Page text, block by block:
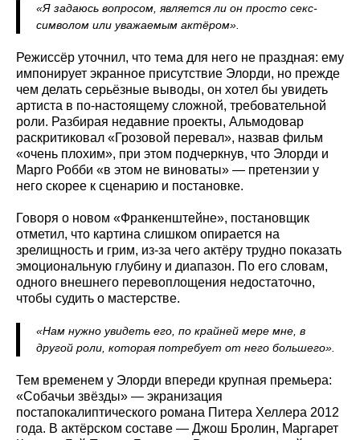
«Я задаюсь вопросом, является ли он просто секс-
символом или уважаемым актёром».
Режиссёр уточнил, что тема для него не праздная: ему
импонирует экранное присутствие Элорди, но прежде
чем делать серьёзные выводы, он хотел бы увидеть
артиста в по‑настоящему сложной, требовательной
роли. Разбирая недавние проекты, Альмодовар
раскритиковал «Грозовой перевал», назвав фильм
«очень плохим», при этом подчеркнув, что Элорди и
Марго Робби «в этом не виноваты» — претензии у
него скорее к сценарию и постановке.
Говоря о новом «Франкенштейне», постановщик
отметил, что картина слишком опирается на
зрелищность и грим, из‑за чего актёру трудно показать
эмоциональную глубину и диапазон. По его словам,
одного внешнего перевоплощения недостаточно,
чтобы судить о мастерстве.
«Нам нужно увидеть его, по крайней мере мне, в
другой роли, которая потребует от него большего».
Тем временем у Элорди впереди крупная премьера:
«Собачьи звёзды» — экранизация
постапокалиптического романа Питера Хеллера 2012
года. В актёрском составе — Джош Бролин, Маргарет